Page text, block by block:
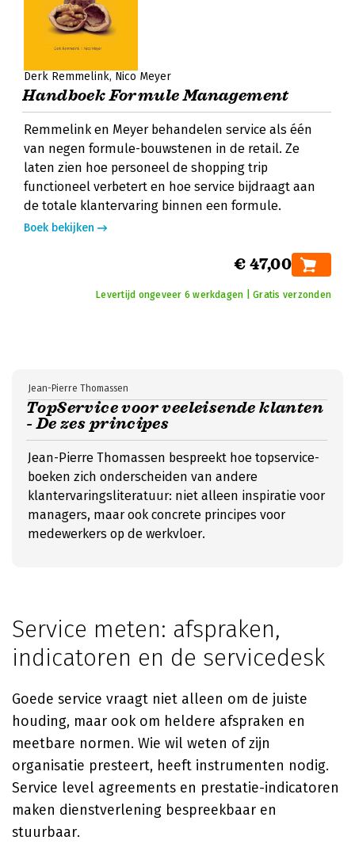
Derk Remmelink Nico Meyer
Handboek Formule Management
Remmelink en Meyer behandelen service als één
van negen formule-bouwstenen in de retail. Ze
laten zien hoe personeel de shopping trip
functioneel verbetert en hoe service bijdraagt aan
de totale klantervaring binnen een formule.
Boek bekijken
€ 47,00
Levertijd ongeveer 6 werkdagen | Gratis verzonden
TopService voor veeleisende klanten
- De zes principes
Jean-Pierre Thomassen
Jean-Pierre Thomassen bespreekt hoe topservice-
boeken zich onderscheiden van andere
klantervaringsliteratuur: niet alleen inspiratie voor
managers, maar ook concrete principes voor
medewerkers op de werkvloer.
Service meten: afspraken,
indicatoren en de servicedesk
Goede service vraagt niet alleen om de juiste
houding, maar ook om heldere afspraken en
meetbare normen. Wie wil weten of zijn
organisatie presteert, heeft instrumenten nodig.
Service level agreements en prestatie-indicatoren
maken dienstverlening bespreekbaar en
stuurbaar.